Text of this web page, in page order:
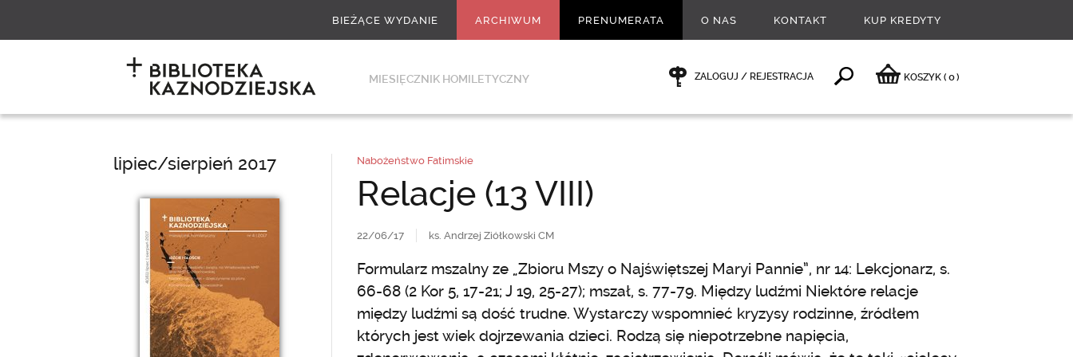
BIEŻĄCE WYDANIE ARCHIWUM PRENUMERATA O NAS KONTAKT KUP KREDYTY
MIESIĘCZNIK HOMILETYCZNY ZALOGUJ / REJESTRACJA KOSZYK ( 0)
lipiec/sierpień 2017 Nabożeństwo Fatimskie
Relacje (13 VIII)
22/06/17 ks. Andrzej Ziółkowski CM
Formularz mszalny ze „Zbioru Mszy o Najświętszej Maryi Pannie”, nr 14: Lekcjonarz, s.
66-68 (2 Kor 5, 17-21; J 19, 25-27); mszał, s. 77-79. Między ludźmi Niektóre relacje
między ludźmi są dość trudne. Wystarczy wspomnieć kryzysy rodzinne, źródłem
których jest wiek dojrzewania dzieci. Rodzą się niepotrzebne napięcia,